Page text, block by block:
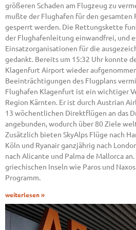
größeren Schaden am Flugzeug zu
mußte der Flughafen für den
gesperrt werden. Die Rettungskette
der Flughafenleitung einwandfrei, und
Einsatzorganisationen für die
gedankt. Bereits um 15:32 Uhr konnte
Klagenfurt Airport wieder
Beeinträchtigungen des Flugplans
Flughafen Klagenfurt ist ein wichtiger
Region Kärnten. Er ist durch Austrian
13 wöchentlichen Direktflügen an das
angebunden, wodurch über 80 Ziele
Zusätzlich bieten SkyAlps Flüge nach
Köln und Ryanair ganzjährig nach
nach Alicante und Palma de Mallorca
griechischen Inseln wie Paros und
Programm.
weiterlesen »